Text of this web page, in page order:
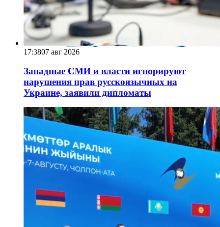
17:3807 авг 2026
Западные СМИ и власти игнорируют
нарушения прав русскоязычных на
Украине, заявили дипломаты